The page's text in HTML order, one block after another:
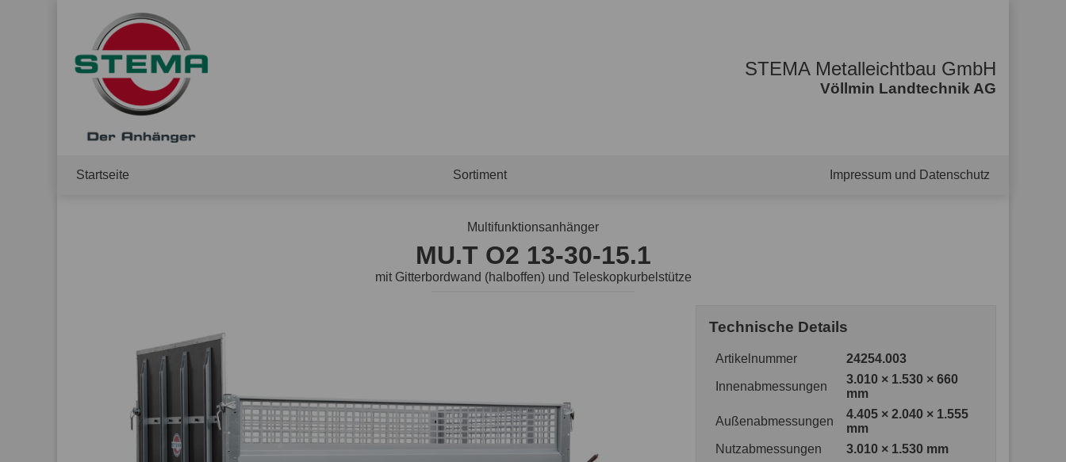
STEMA Metalleichtbau GmbH
Völlmin Landtechnik AG
Startseite Sortiment Impressum und Datenschutz
Multifunktionsanhänger
MU.T O2 13-30-15.1
mit Gitterbordwand (halboffen) und Teleskopkurbelstütze
Technische Details
Artikelnummer 24254.003
Innenabmessungen
3.010 × 1.530 × 660
mm
Außenabmessungen
4.405 × 2.040 × 1.555
mm
Nutzabmessungen
3.010 × 1.530 mm